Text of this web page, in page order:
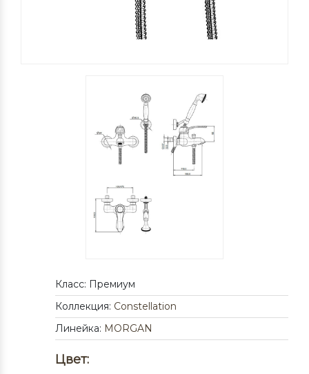
Класс: Премиум
Коллекция: Constellation
Линейка: MORGAN
Цвет: